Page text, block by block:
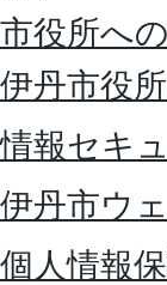
市役所へ
伊丹市役
情報セキ
伊丹市ウ
個人情報